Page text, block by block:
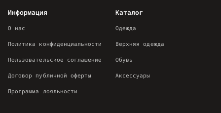
Каталог
Одежда
Верхняя одежда
Обувь
Аксессуары
Информация
О нас
Политика конфиденциальности
Пользовательское соглашение
Договор публичной оферты
Программа лояльности